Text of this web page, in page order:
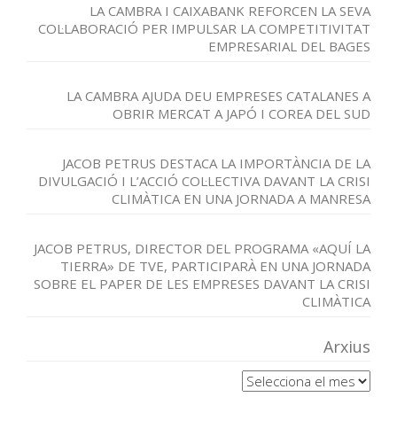
LA CAMBRA I CAIXABANK REFORCEN LA SEVA
COL·LABORACIÓ PER IMPULSAR LA COMPETITIVITAT
EMPRESARIAL DEL BAGES
LA CAMBRA AJUDA DEU EMPRESES CATALANES A
OBRIR MERCAT A JAPÓ I COREA DEL SUD
JACOB PETRUS DESTACA LA IMPORTÀNCIA DE LA
DIVULGACIÓ I L’ACCIÓ COL·LECTIVA DAVANT LA CRISI
CLIMÀTICA EN UNA JORNADA A MANRESA
JACOB PETRUS, DIRECTOR DEL PROGRAMA «AQUÍ LA
TIERRA» DE TVE, PARTICIPARÀ EN UNA JORNADA
SOBRE EL PAPER DE LES EMPRESES DAVANT LA CRISI
CLIMÀTICA
Arxius
Arxius